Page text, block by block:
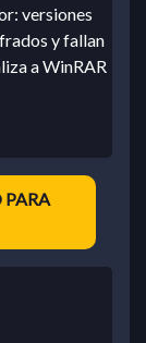
versiones
y fallan
a WinRAR
PARA